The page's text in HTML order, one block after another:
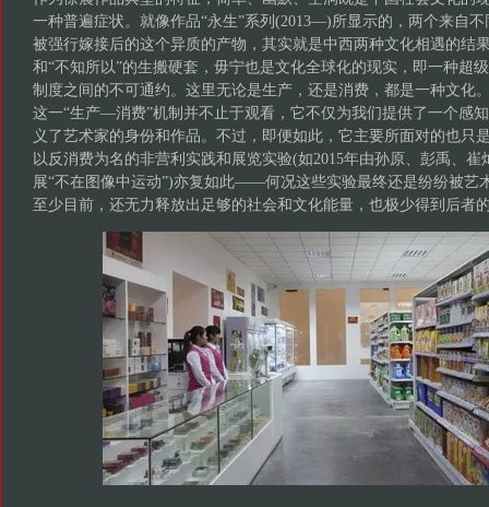
一种普遍症状。就像作品“永生”系列(2013—)所显示的，两个来自
被强行嫁接后的这个异质的产物，其实就是中西两种文化相遇的结
和“不知所以”的生搬硬套，毋宁也是文化全球化的现实，即一种超
制度之间的不可通约。这里无论是生产，还是消费，都是一种文化
这一“生产—消费”机制并不止于观看，它不仅为我们提供了一个感
义了艺术家的身份和作品。不过，即便如此，它主要所面对的也只
以反消费为名的非营利实践和展览实验(如2015年由孙原、彭禹、崔
展“不在图像中运动”)亦复如此——何况这些实验最终还是纷纷被艺
至少目前，还无力释放出足够的社会和文化能量，也极少得到后者